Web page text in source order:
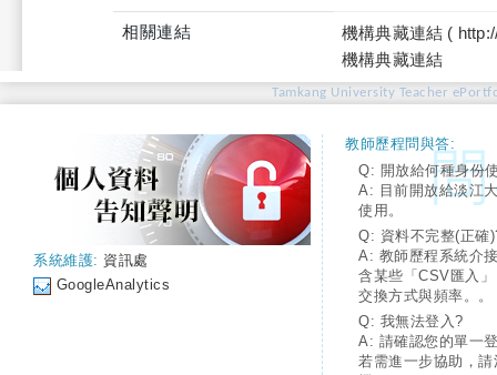
相關連結
機構典藏連結 (
機構典藏連結
Tamkang University Teacher
系統維護: 資訊處
GoogleAnalytics
教師歷程問與答:
Q: 開放給何種身份
A: 目前開放給淡江
使用。
Q: 資料不完整(正確
A: 教師歷程系統介
含某些「CSV匯入
交換方式與頻率。。
Q: 我無法登入?
A: 請確認您的單一
若需進一步協助，